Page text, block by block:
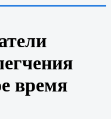
время